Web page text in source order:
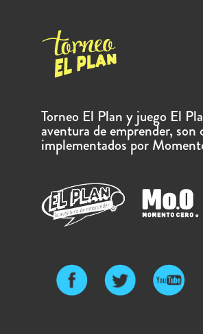
Torneo El Plan y juego El
aventura de emprender, son
implementados por